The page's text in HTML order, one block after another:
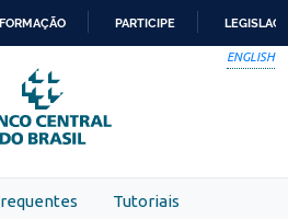
PARA
O
CONTEÚDO
PARTICIPE
ENGLISH
Tutoriais